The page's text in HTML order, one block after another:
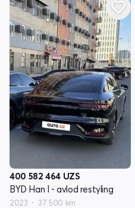
400 582 464 UZS
BYD Han I - avlod restyling
2023 37 500 km